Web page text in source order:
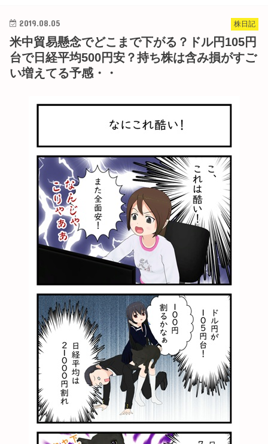
株日記
2019.08.05
米中貿易懸念でどこまで下がる？ドル円105円
台で日経平均500円安？持ち株は含み損がすご
い増えてる予感・・